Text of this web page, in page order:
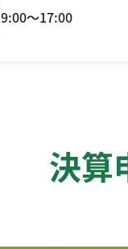
9:00～17:00
決算